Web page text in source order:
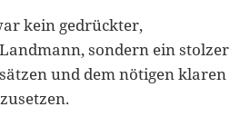
kein gedrückter,
son­dern ein stolzer
und dem nötigen klaren